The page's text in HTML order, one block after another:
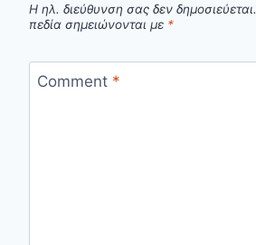
Η ηλ. διεύθυνση σας δεν δημοσιεύεται.
πεδία σημειώνονται με *
Comment *